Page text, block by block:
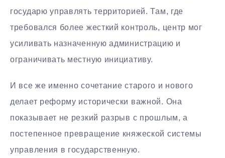
государю управлять территорией. Там, где
требовался более жесткий контроль, центр мог
усиливать назначенную администрацию и
ограничивать местную инициативу.
И все же именно сочетание старого и нового
делает реформу исторически важной. Она
показывает не резкий разрыв с прошлым, а
постепенное превращение княжеской системы
управления в государственную.